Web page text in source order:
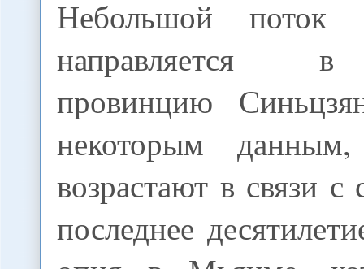
Небольшой
направляется
провинцию
некоторым
возрастают в связи
последнее